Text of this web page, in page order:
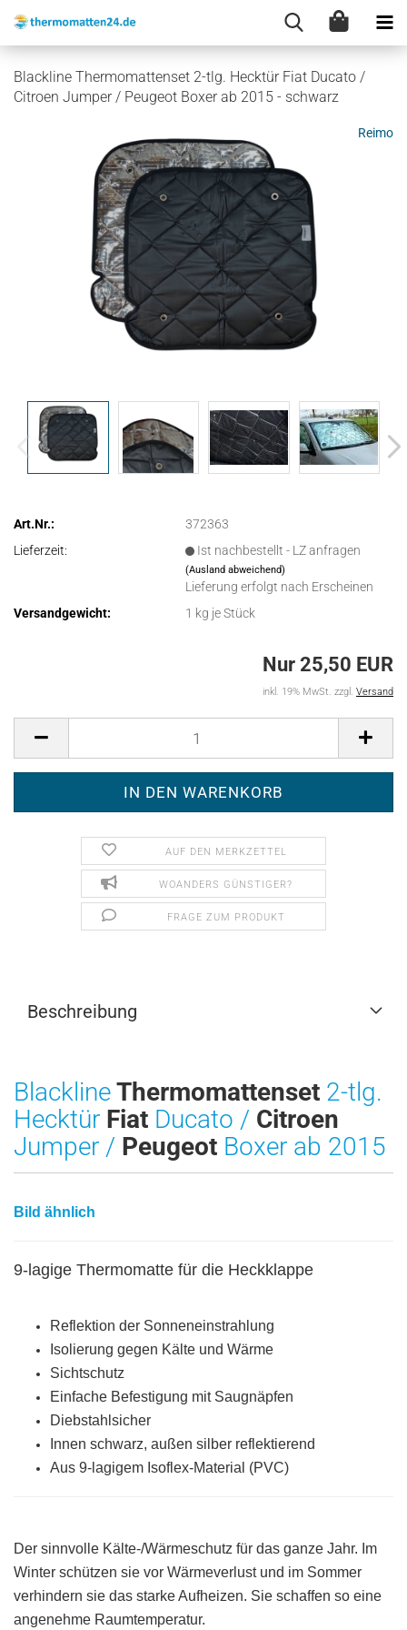
Blackline Thermomattenset 2-tlg. Hecktür Fiat Ducato /
Citroen Jumper / Peugeot Boxer ab 2015 - schwarz
Reimo
Art.Nr.:
372363
Lieferzeit:
Ist nachbestellt - LZ anfragen
(Ausland abweichend)
Lieferung erfolgt nach Erscheinen
Versandgewicht:
1 kg je Stück
Nur 25,50 EUR
inkl. 19% MwSt. zzgl. Versand
AUF DEN MERKZETTEL
WOANDERS GÜNSTIGER?
FRAGE ZUM PRODUKT
Beschreibung
BlacklineThermomattenset 2-tlg.
Hecktür Fiat Ducato / Citroen
Jumper / Peugeot Boxer ab 2015
Bild ähnlich
9-lagige Thermomatte für die Heckklappe
Reflektion der Sonneneinstrahlung
Isolierung gegen Kälte und Wärme
Sichtschutz
Einfache Befestigung mit Saugnäpfen
Diebstahlsicher
Innen schwarz, außen silber reflektierend
Aus 9-lagigem Isoflex-Material (PVC)
Der sinnvolle Kälte-/Wärmeschutz für das ganze Jahr. Im
Winter schützen sie vor Wärmeverlust und im Sommer
verhindern sie das starke Aufheizen. Sie schaffen so eine
angenehme Raumtemperatur.